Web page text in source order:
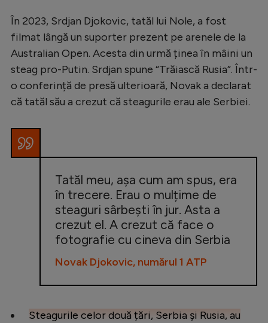
În 2023, Srdjan Djokovic, tatăl lui Nole, a fost
filmat lângă un suporter prezent pe arenele de la
Australian Open. Acesta din urmă ținea în mâini un
steag pro-Putin. Srdjan spune “Trăiască Rusia”. Într-
o conferință de presă ulterioară, Novak a declarat
că tatăl său a crezut că steagurile erau ale Serbiei.
Tatăl meu, așa cum am spus, era
în trecere. Erau o mulțime de
steaguri sârbești în jur. Asta a
crezut el. A crezut că face o
fotografie cu cineva din Serbia
Novak Djokovic, numărul 1 ATP
Steagurile celor două țări, Serbia și Rusia, au